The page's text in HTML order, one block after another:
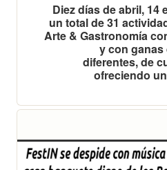
Diez días de abril, 14
un total de 31
Arte & Gastronomía
y con
diferentes, de
ofreciendo